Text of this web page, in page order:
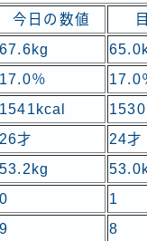
今日の数値
67.6kg
17.0％
17.0
1541kcal
26才
24才
53.2kg
0
1
9
8